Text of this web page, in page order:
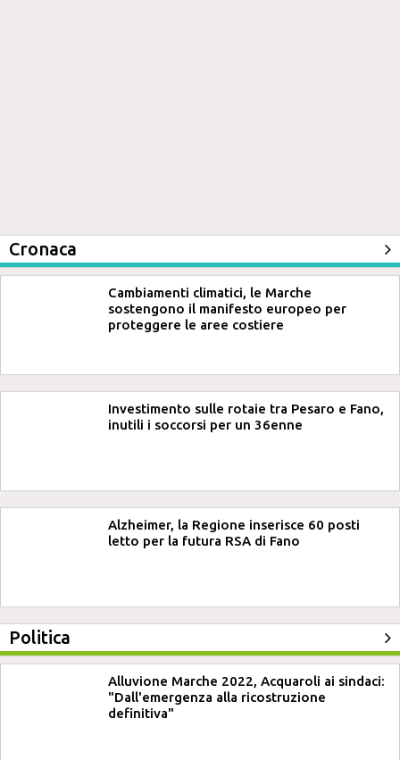
Cronaca
Cambiamenti climatici, le Marche
sostengono il manifesto europeo per
proteggere le aree costiere
Investimento sulle rotaie tra Pesaro e Fano,
inutili i soccorsi per un 36enne
Alzheimer, la Regione inserisce 60 posti
letto per la futura RSA di Fano
Politica
Alluvione Marche 2022, Acquaroli ai sindaci:
"Dall'emergenza alla ricostruzione
definitiva"